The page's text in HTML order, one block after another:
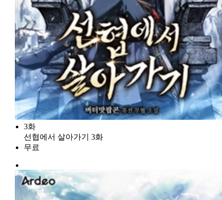
3화
선협에서 살아가기 3화
무료